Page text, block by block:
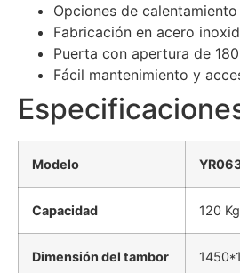
Opciones de
Fabricación en acero
Puerta con apertura de
Fácil mantenimiento y
Modelo
Capacidad 120 Kg
Dimensión del tambor